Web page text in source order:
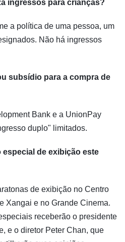
ingressos para crianças?
a política de uma pessoa, um
Não há ingressos
subsídio para a compra de
Bank e a UnionPay
duplo" limitados.
especial de exibição este
de exibição no Centro
Xangai e no Grande Cinema.
receberão o presidente
e o diretor Peter Chan, que